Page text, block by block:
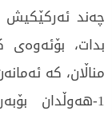
چەند
بدات، بۆئەوەی
مناڵان، كە
1-هەوڵدان